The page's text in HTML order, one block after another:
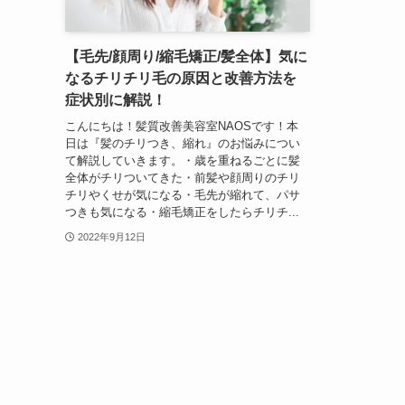
【毛先/顔周り/縮毛矯正/髪全体】気に
なるチリチリ毛の原因と改善方法を
症状別に解説！
こんにちは！髪質改善美容室NAOSです！本
日は『髪のチリつき、縮れ』のお悩みについ
て解説していきます。・歳を重ねるごとに髪
全体がチリついてきた・前髪や顔周りのチリ
チリやくせが気になる・毛先が縮れて、パサ
つきも気になる・縮毛矯正をしたらチリチ...
2022年9月12日